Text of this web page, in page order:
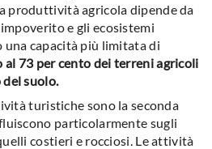
produttività agricola dipende da
e gli ecosistemi
capacità più limitata di
al 73 per cento dei terreni agricoli
suolo.
turistiche sono la seconda
particolarmente sugli
costieri e rocciosi. Le attività